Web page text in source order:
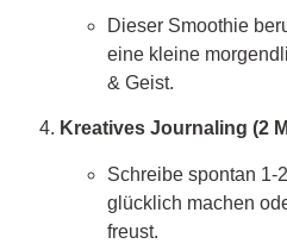
Dieser Smoothie
eine kleine
& Geist.
Kreatives Journaling (2
Schreibe spontan 1-
glücklich machen
freust.